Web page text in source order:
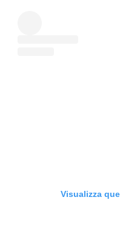
Visualizza